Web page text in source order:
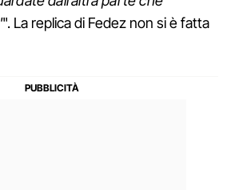
". La replica di Fedez non si è fatta